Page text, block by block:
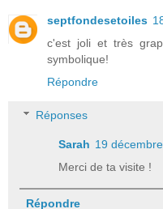
septfondesetoiles
c'est joli et très
symbolique!
Répondre
Réponses
Sarah 19
Merci de ta visite !
Répondre